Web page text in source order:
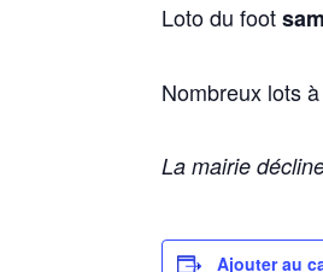
Loto du foot
Nombreux lots
La mairie
Ajouter au